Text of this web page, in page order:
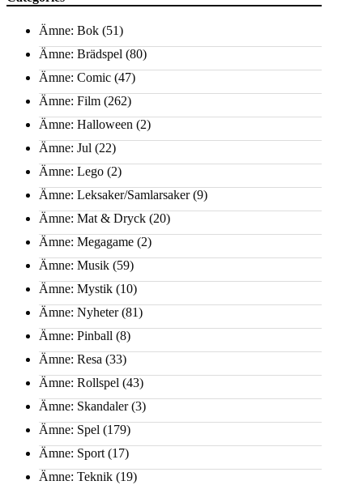
Ämne: Bok (51)
Ämne: Brädspel (80)
Ämne: Comic (47)
Ämne: Film (262)
Ämne: Halloween (2)
Ämne: Jul (22)
Ämne: Lego (2)
Ämne: Leksaker/Samlarsaker(9)
Ämne: Mat & Dryck (20)
Ämne: Megagame (2)
Ämne: Musik (59)
Ämne: Mystik (10)
Ämne: Nyheter(81)
Ämne: Pinball (8)
Ämne: Resa (33)
Ämne: Rollspel (43)
Ämne: Skandaler(3)
Ämne: Spel (179)
Ämne: Sport (17)
Ämne: Teknik (19)